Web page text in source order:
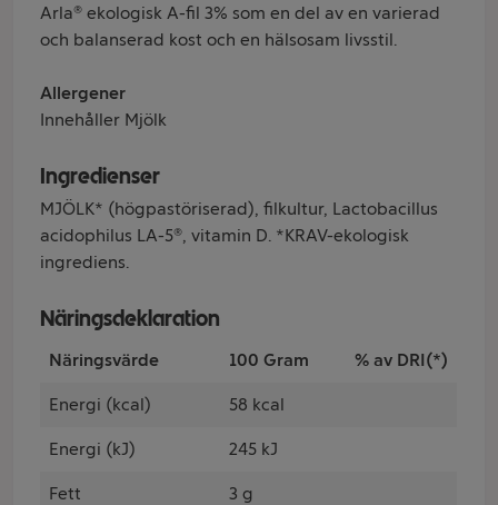
Arla® ekologisk A-fil 3% som en del av en varierad
och balanserad kost och en hälsosam livsstil.
Allergener
Innehåller Mjölk
Ingredienser
MJÖLK* (högpastöriserad), filkultur, Lactobacillus
acidophilus LA-5®, vitamin D. *KRAV-ekologisk
ingrediens.
Näringsdeklaration
Näringsvärde 100 Gram % av DRI(*)
Energi (kcal) 58 kcal
Energi (kJ) 245 kJ
Fett 3 g